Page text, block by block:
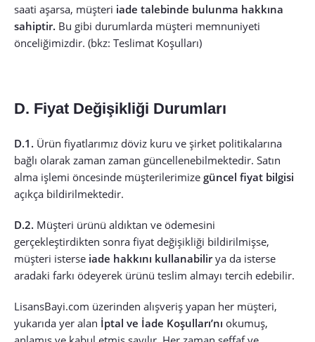
saati aşarsa, müşteri iade talebinde bulunma hakkına
sahiptir. Bu gibi durumlarda müşteri memnuniyeti
önceliğimizdir. (bkz: Teslimat Koşulları)
D. Fiyat Değişikliği Durumları
D.1. Ürün fiyatlarımız döviz kuru ve şirket politikalarına
bağlı olarak zaman zaman güncellenebilmektedir. Satın
alma işlemi öncesinde müşterilerimize güncel fiyat bilgisi
açıkça bildirilmektedir.
D.2. Müşteri ürünü aldıktan ve ödemesini
gerçekleştirdikten sonra fiyat değişikliği bildirilmişse,
müşteri isterse iade hakkını kullanabilirya da isterse
aradaki farkı ödeyerek ürünü teslim almayı tercih edebilir.
LisansBayi.com üzerinden alışveriş yapan her müşteri,
yukarıda yer alan İptal ve İade Koşulları’nı okumuş,